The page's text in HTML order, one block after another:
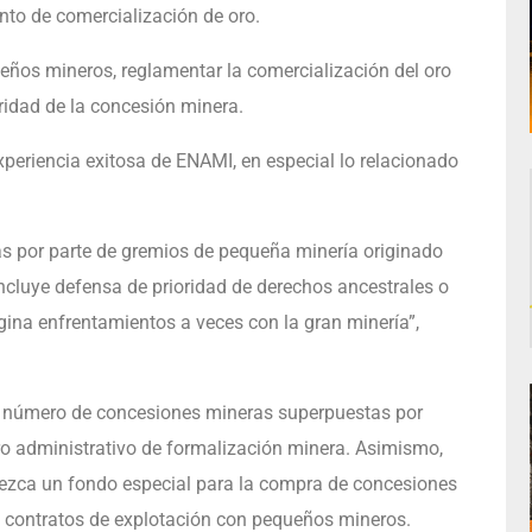
de comercialización de oro.
mineros, reglamentar la comercialización del oro
de la concesión minera.
exitosa de ENAMI, en especial lo relacionado
por parte de gremios de pequeña minería originado
defensa de prioridad de derechos ancestrales o
enfrentamientos a veces con la gran minería”,
de concesiones mineras superpuestas por
administrativo de formalización minera. Asimismo,
un fondo especial para la compra de concesiones
de explotación con pequeños mineros.